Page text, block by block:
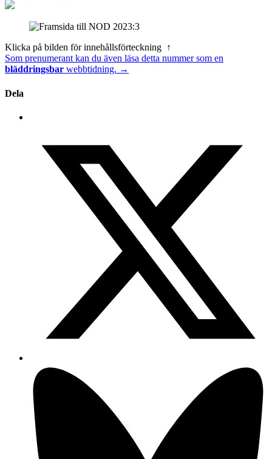
Klicka på bilden för innehållsförteckning ↑
Som prenumerant kan du även läsa detta nummer som en
bläddringsbar webbtidning. →
Dela